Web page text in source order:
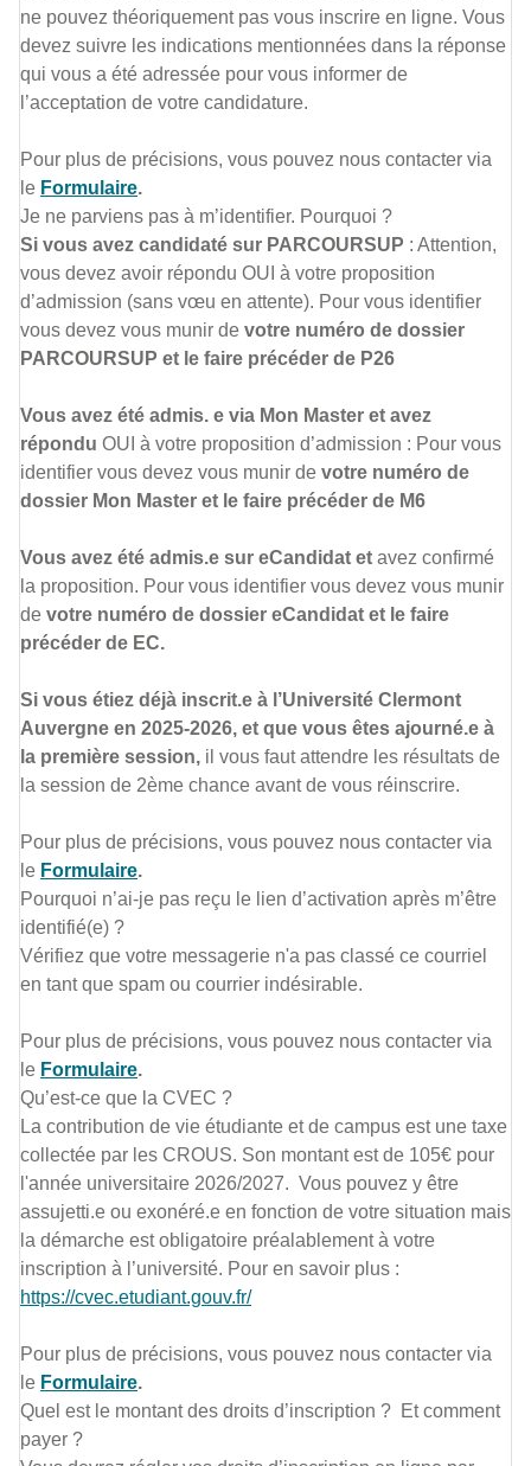
ne pouvez théoriquement pas vous inscrire en ligne. Vous
devez suivre les indications mentionnées dans la réponse
qui vous a été adressée pour vous informer de
l’acceptation de votre candidature.
Pour plus de précisions, vous pouvez nous contacter via
le Formulaire.
Je ne parviens pas à m’identifier. Pourquoi ?
Si vous avez candidaté sur PARCOURSUP : Attention,
vous devez avoir répondu OUI à votre proposition
d’admission (sans vœu en attente). Pour vous identifier
vous devez vous munir de votre numéro de dossier
PARCOURSUP et le faire précéder de P26
Vous avez été admis. e via Mon Master et avez
répondu OUI à votre proposition d’admission : Pour vous
identifier vous devez vous munir de votre numéro de
dossier Mon Master et le faire précéder de M6
Vous avez été admis.e sur eCandidat et avez confirmé
la proposition. Pour vous identifier vous devez vous munir
de votre numéro de dossier eCandidat et le faire
précéder de EC.
Si vous étiez déjà inscrit.e à l’Université Clermont
Auvergne en 2025-2026, et que vous êtes ajourné.e à
la première session, il vous faut attendre les résultats de
la session de 2ème chance avant de vous réinscrire.
Pour plus de précisions, vous pouvez nous contacter via
le Formulaire.
Pourquoi n’ai-je pas reçu le lien d’activation après m’être
identifié(e) ?
Vérifiez que votre messagerie n'a pas classé ce courriel
en tant que spam ou courrier indésirable.
Pour plus de précisions, vous pouvez nous contacter via
le Formulaire.
Qu’est-ce que la CVEC ?
La contribution de vie étudiante et de campus est une taxe
collectée par les CROUS. Son montant est de 105€ pour
l'année universitaire 2026/2027. Vous pouvez y être
assujetti.e ou exonéré.e en fonction de votre situation mais
la démarche est obligatoire préalablement à votre
inscription à l’université. Pour en savoir plus :
https://cvec.etudiant.gouv.fr/
Pour plus de précisions, vous pouvez nous contacter via
le Formulaire.
Quel est le montant des droits d’inscription ? Et comment
payer ?